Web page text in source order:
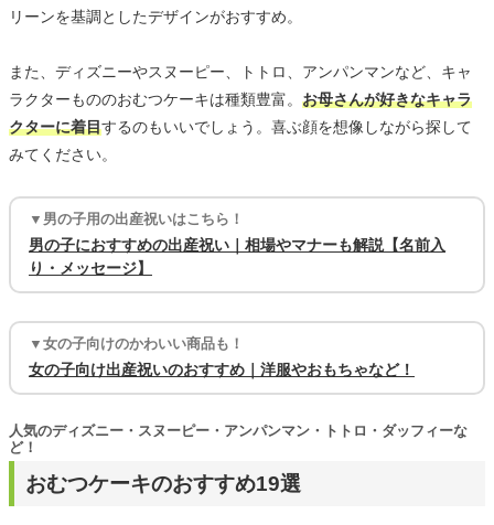
リーンを基調としたデザインがおすすめ。
また、ディズニーやスヌーピー、トトロ、アンパンマンなど、キャ
ラクターもののおむつケーキは種類豊富。 お母さんが好きなキャラ
クターに着目するのもいいでしょう。喜ぶ顔を想像しながら探して
みてください。
▼男の子用の出産祝いはこちら！
男の子におすすめの出産祝い｜相場やマナーも解説【名前入
り・メッセージ】
▼女の子向けのかわいい商品も！
女の子向け出産祝いのおすすめ｜洋服やおもちゃなど！
おむつケーキのおすすめ19選
人気のディズニー・スヌーピー・アンパンマン・トトロ・ダッフィーな
ど！